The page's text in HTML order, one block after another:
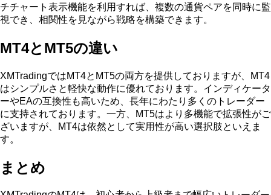
チチャート表示機能を利用すれば、複数の通貨ペアを同時に監
視でき、相関性を見ながら戦略を構築できます。
MT4とMT5の違い
XMTradingではMT4とMT5の両方を提供しておりますが、MT4
はシンプルさと軽快な動作に優れております。インディケータ
ーやEAの互換性も高いため、長年にわたり多くのトレーダー
に支持されております。一方、MT5はより多機能で拡張性がご
ざいますが、MT4は依然として実用性が高い選択肢といえま
す。
まとめ